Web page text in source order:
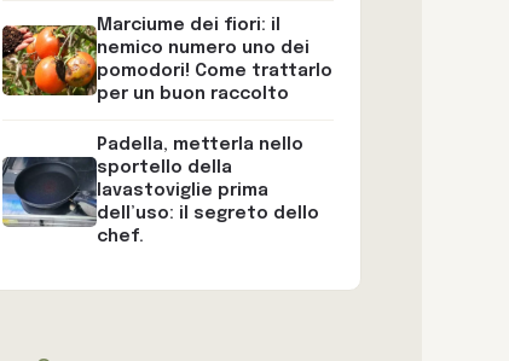
Marciume dei fiori: il
nemico numero uno dei
pomodori! Come trattarlo
per un buon raccolto
Padella, metterla nello
sportello della
lavastoviglie prima
dell’uso: il segreto dello
chef.